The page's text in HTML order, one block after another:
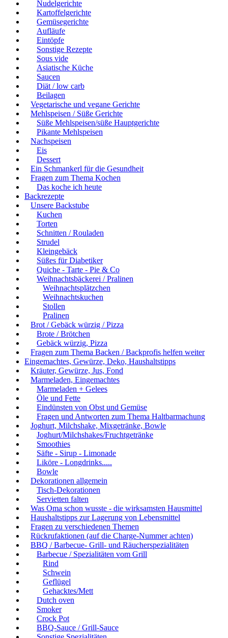
Nudelgerichte
Kartoffelgerichte
Gemüsegerichte
Aufläufe
Eintöpfe
Sonstige Rezepte
Sous vide
Asiatische Küche
Saucen
Diät / low carb
Beilagen
Vegetarische und vegane Gerichte
Mehlspeisen / Süße Gerichte
Süße Mehlspeisen/süße Hauptgerichte
Pikante Mehlspeisen
Nachspeisen
Eis
Dessert
Ein Schmankerl für die Gesundheit
Fragen zum Thema Kochen
Das koche ich heute
Backrezepte
Unsere Backstube
Kuchen
Torten
Schnitten / Rouladen
Strudel
Kleingebäck
Süßes für Diabetiker
Quiche - Tarte - Pie & Co
Weihnachtsbäckerei / Pralinen
Weihnachtsplätzchen
Weihnachtskuchen
Stollen
Pralinen
Brot / Gebäck würzig / Pizza
Brote / Brötchen
Gebäck würzig, Pizza
Fragen zum Thema Backen / Backprofis helfen weiter
Eingemachtes, Gewürze, Deko, Haushaltstipps
Kräuter, Gewürze, Jus, Fond
Marmeladen, Eingemachtes
Marmeladen + Gelees
Öle und Fette
Eindünsten von Obst und Gemüse
Fragen und Antworten zum Thema Haltbarmachung
Joghurt, Milchshake, Mixgetränke, Bowle
Joghurt/Milchshakes/Fruchtgetränke
Smoothies
Säfte - Sirup - Limonade
Liköre - Longdrinks.....
Bowle
Dekorationen allgemein
Tisch-Dekorationen
Servietten falten
Was Oma schon wusste - die wirksamsten Hausmittel
Haushaltstipps zur Lagerung von Lebensmittel
Fragen zu verschiedenen Themen
Rückrufaktionen (auf die Charge-Nummer achten)
BBQ / Barbecue- Grill- und Räucherspezialitäten
Barbecue / Spezialitäten vom Grill
Rind
Schwein
Geflügel
Gehacktes/Mett
Dutch oven
Smoker
Crock Pot
BBQ-Sauce / Grill-Sauce